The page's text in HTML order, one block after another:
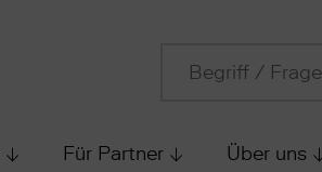
Für Partner Über uns